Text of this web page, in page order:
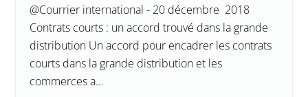
@Courrier international - 20 décembre 2018
Contrats courts : un accord trouvé dans la grande
distribution Un accord pour encadrer les contrats
courts dans la grande distribution et les
commerces a…